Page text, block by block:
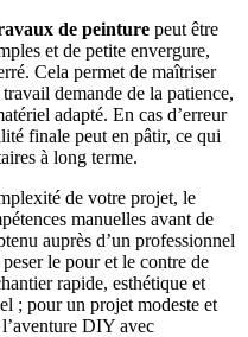
de peinture peut être
et de petite envergure,
Cela permet de maîtriser
demande de la patience,
adapté. En cas d’erreur
finale peut en pâtir, ce qui
à long terme.
de votre projet, le
manuelles avant de
auprès d’un professionnel
le pour et le contre de
rapide, esthétique et
; pour un projet modeste et
DIY avec